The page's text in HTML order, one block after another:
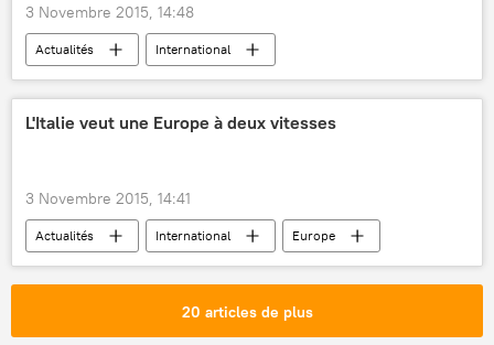
3 Novembre 2015, 14:48
Actualités
International
Afghanistan
États-Unis
Pentagone
station-service
L'Italie veut une Europe à deux vitesses
3 Novembre 2015, 14:41
Actualités International
Europe
Italie
Proche-Orient
Paolo Gentiloni
20 articles de plus